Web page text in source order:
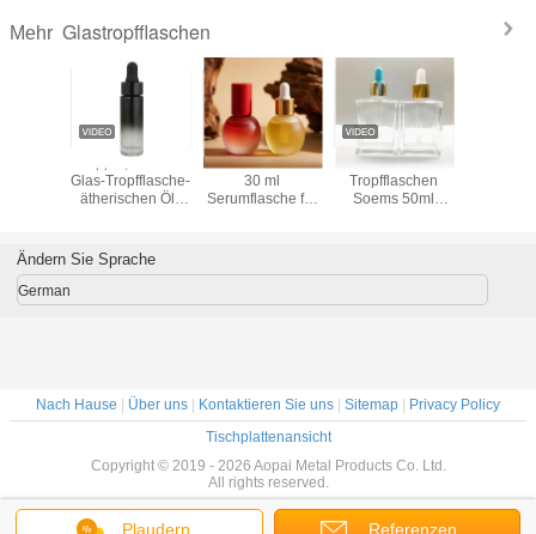
Mehr Glastropfflaschen
Glas-Tropfflasche-
ätherischen Öls
versiegelt
Benutzerdefinierte
30 ml
Serumflasche für
essentielles
Kosmetische
Tropfflaschen
Soems 50ml
Plaudern Referenzen
Ändern Sie Sprache
German
Nach Hause Über uns Kontaktieren Sie uns Sitemap
Privacy Policy
Tischplattenansicht
Copyright © 2019 - 2026 Aopai Metal Products Co. Ltd.
All rights reserved.